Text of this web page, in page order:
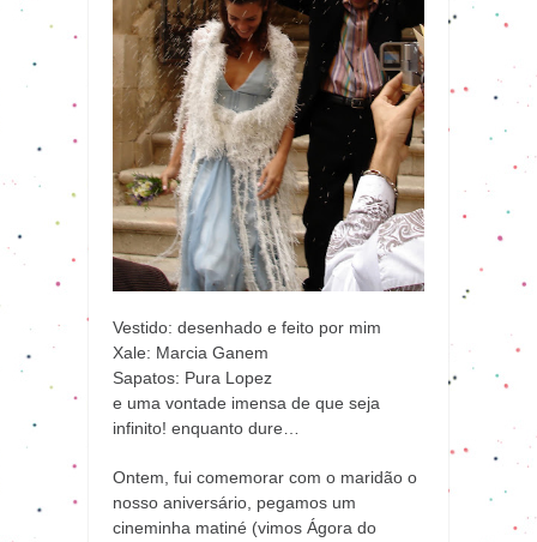
Vestido: desenhado e feito por mim
Xale: Marcia Ganem
Sapatos: Pura Lopez
e uma vontade imensa de que seja
infinito! enquanto dure…
Ontem, fui comemorar com o maridão o
nosso aniversário, pegamos um
cineminha matiné (vimos Ágora do